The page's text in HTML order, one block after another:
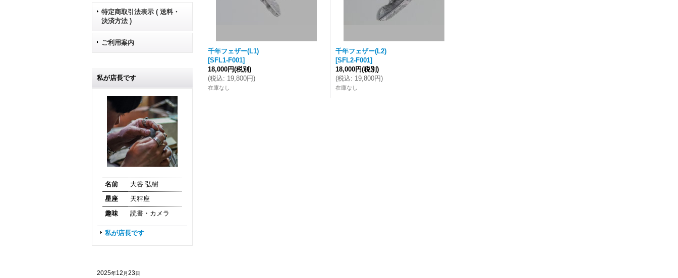
特定商取引法表示 ( 送料・
決済方法 )
ご利用案内
私が店長です
名前
大谷 弘樹
星座
天秤座
趣味
読書・カメラ
私が店長です
2025年12 月23日
千年フェザー(L1)
[SFL1-F001]
18,000円(税別)
(税込: 19,800円)
在庫なし
千年フェザー(L2)
[SFL2-F001]
18,000円(税別)
(税込: 19,800円)
在庫なし